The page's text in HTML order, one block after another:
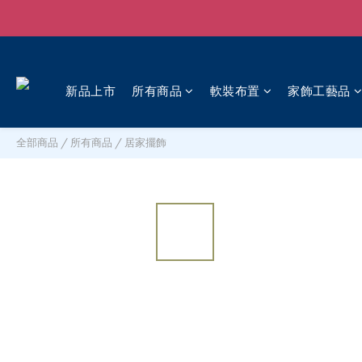
新品上市 所有商品 軟裝布置 家飾工藝品
全部商品 / 所有商品 / 居家擺飾